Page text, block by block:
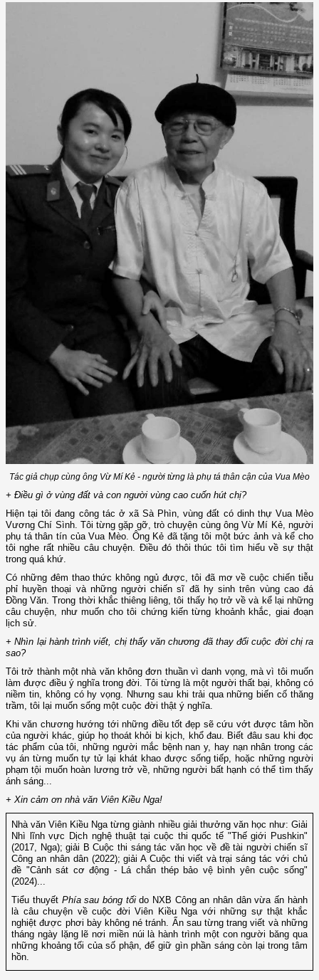
Tác giả chụp cùng ông Vừ Mí Kẻ - người từng là phụ tá thân cận của Vua Mèo
+ Điều gì ở vùng đất và con người vùng cao cuốn hút chị?
Hiện tại tôi đang công tác ở xã Sà Phìn, vùng đất có dinh thự Vua Mèo
Vương Chí Sình. Tôi từng gặp gỡ, trò chuyện cùng ông Vừ Mí Kẻ, người
phụ tá thân tín của Vua Mèo. Ông Kẻ đã tặng tôi một bức ảnh và kể cho
tôi nghe rất nhiều câu chuyện. Điều đó thôi thúc tôi tìm hiểu về sự thật
trong quá khứ.
Có những đêm thao thức không ngủ được, tôi đã mơ về cuộc chiến tiễu
phỉ huyền thoại và những người chiến sĩ đã hy sinh trên vùng cao đá
Đồng Văn. Trong thời khắc thiêng liêng, tôi thấy họ trở về và kể lại những
câu chuyện, như muốn cho tôi chứng kiến từng khoảnh khắc, giai đoạn
lịch sử.
+ Nhìn lại hành trình viết, chị thấy văn chương đã thay đổi cuộc đời chị ra
sao?
Tôi trở thành một nhà văn không đơn thuần vì danh vọng, mà vì tôi muốn
làm được điều ý nghĩa trong đời. Tôi từng là một người thất bại, không có
niềm tin, không có hy vọng. Nhưng sau khi trải qua những biến cố thăng
trầm, tôi lại muốn sống một cuộc đời thật ý nghĩa.
Khi văn chương hướng tới những điều tốt đẹp sẽ cứu vớt được tâm hồn
của người khác, giúp họ thoát khỏi bi kịch, khổ đau. Biết đâu sau khi đọc
tác phẩm của tôi, những người mắc bệnh nan y, hay nạn nhân trong các
vụ án từng muốn tự tử lại khát khao được sống tiếp, hoặc những người
phạm tội muốn hoàn lương trở về, những người bất hạnh có thể tìm thấy
ánh sáng...
+ Xin cảm ơn nhà văn Viên Kiều Nga!
Nhà văn Viên Kiều Nga từng giành nhiều giải thưởng văn học như: Giải
Nhì lĩnh vực Dịch nghệ thuật tại cuộc thi quốc tế "Thế giới Pushkin"
(2017, Nga); giải B Cuộc thi sáng tác văn học về đề tài người chiến sĩ
Công an nhân dân (2022); giải A Cuộc thi viết và trại sáng tác với chủ
đề "Cảnh sát cơ động - Lá chắn thép bảo vệ bình yên cuộc sống"
(2024)...
Tiểu thuyết Phía sau bóng tốido NXB Công an nhân dân vừa ấn hành
là câu chuyện về cuộc đời Viên Kiều Nga với những sự thật khắc
nghiệt được phơi bày không né tránh. Ẩn sau từng trang viết và những
tháng ngày lặng lẽ nơi miền núi là hành trình một con người băng qua
những khoảng tối của số phận, để giữ gìn phần sáng còn lại trong tâm
hồn.